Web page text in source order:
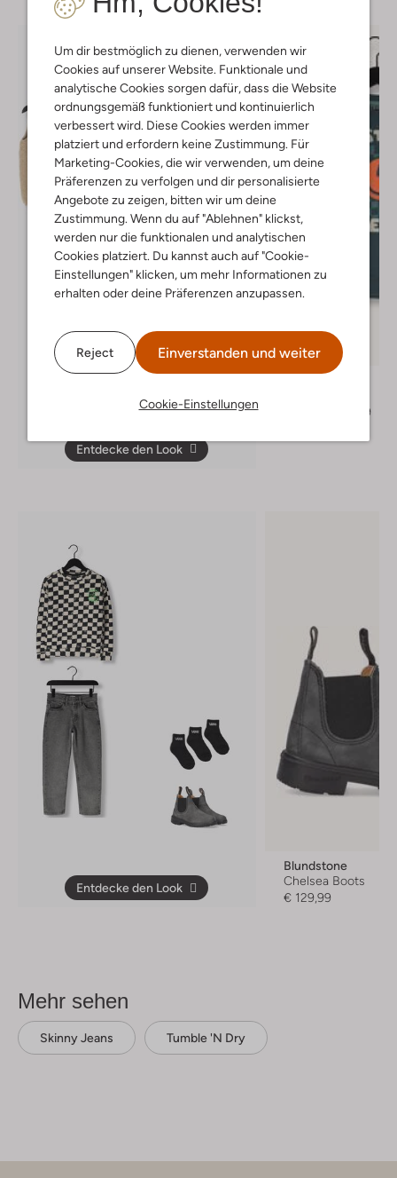
Um dir bestmöglich zu dienen, verwenden wir
Cookies auf unserer Website. Funktionale und
analytische Cookies sorgen dafür, dass die Website
ordnungsgemäß funktioniert und kontinuierlich
verbessert wird. Diese Cookies werden immer
platziert und erfordern keine Zustimmung. Für
Marketing-Cookies, die wir verwenden, um deine
Präferenzen zu verfolgen und dir personalisierte
Angebote zu zeigen, bitten wir um deine
Zustimmung. Wenn du auf "Ablehnen" klickst,
werden nur die funktionalen und analytischen
Cookies platziert. Du kannst auch auf "Cookie-
Einstellungen" klicken, um mehr Informationen zu
erhalten oder deine Präferenzen anzupassen.
Reject Einverstanden und weiter
Cookie-Einstellungen
Entdecke den Look
Letzter Artikel
-30%
€ 26,99
Entdecke den Look
Blundstone
Chelsea Boots
€ 129,99
Mehr sehen
Skinny Jeans Tumble 'n Dry